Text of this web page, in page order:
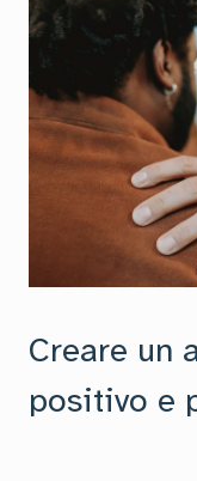
Creare un
positivo e